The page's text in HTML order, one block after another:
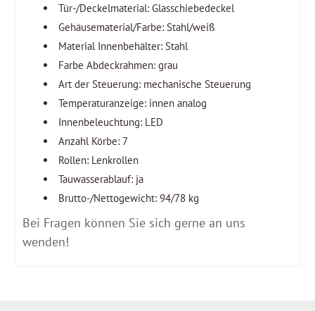
Tür-/Deckelmaterial: Glasschiebedeckel
Gehäusematerial/Farbe: Stahl/weiß
Material Innenbehälter: Stahl
Farbe Abdeckrahmen: grau
Art der Steuerung: mechanische Steuerung
Temperaturanzeige: innen analog
Innenbeleuchtung: LED
Anzahl Körbe: 7
Rollen: Lenkrollen
Tauwasserablauf: ja
Brutto-/Nettogewicht: 94/78 kg
Bei Fragen können Sie sich gerne an uns
wenden!